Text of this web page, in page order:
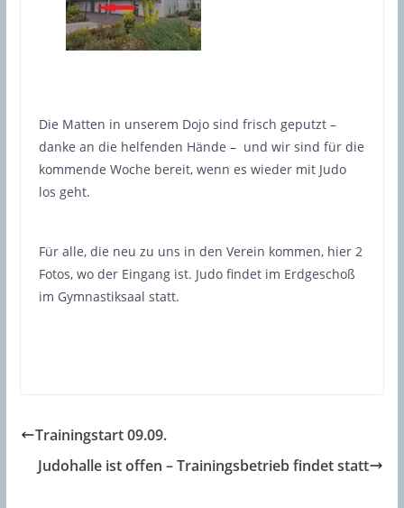
Die Matten in unserem Dojo sind frisch geputzt –
danke an die helfenden Hände – und wir sind für die
kommende Woche bereit, wenn es wieder mit Judo
los geht.
Für alle, die neu zu uns in den Verein kommen, hier 2
Fotos, wo der Eingang ist. Judo findet im Erdgeschoß
im Gymnastiksaal statt.
Trainingstart 09.09.
Judohalle ist offen – Trainingsbetrieb findet statt